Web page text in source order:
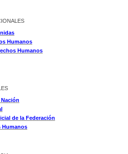
Humanos
Humanos
de la Federación
Humanos